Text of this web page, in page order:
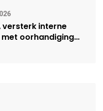
versterk interne
oorhandiging